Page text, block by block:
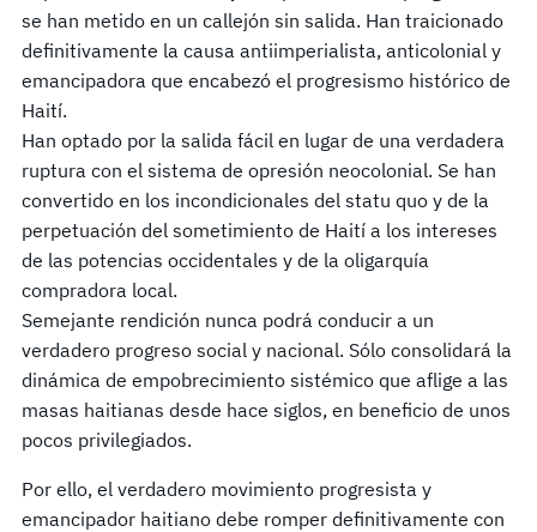
se han metido en un callejón sin salida. Han traicionado
definitivamente la causa antiimperialista, anticolonial y
emancipadora que encabezó el progresismo histórico de
Haití.
Han optado por la salida fácil en lugar de una verdadera
ruptura con el sistema de opresión neocolonial. Se han
convertido en los incondicionales del statu quo y de la
perpetuación del sometimiento de Haití a los intereses
de las potencias occidentales y de la oligarquía
compradora local.
Semejante rendición nunca podrá conducir a un
verdadero progreso social y nacional. Sólo consolidará la
dinámica de empobrecimiento sistémico que aflige a las
masas haitianas desde hace siglos, en beneficio de unos
pocos privilegiados.
Por ello, el verdadero movimiento progresista y
emancipador haitiano debe romper definitivamente con